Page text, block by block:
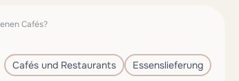
Cafés?
Cafés und Restaurants Essenslieferung